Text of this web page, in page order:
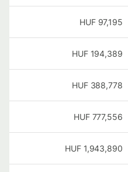
97,195
HUF
194,389
HUF
388,778
HUF
777,556
HUF
1,943,890
HUF